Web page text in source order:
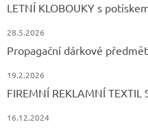
LETNÍ KLOBOUKY s
28.5.2026
Propagační dárkové
19.2.2026
FIREMNÍ REKLAMNÍ TEXTIL
16.12.2024